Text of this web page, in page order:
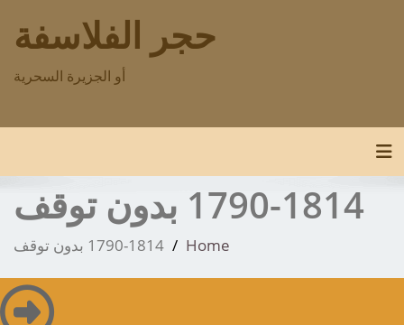
حجر الفلاسفة
أو الجزيرة السحرية
Toggle navigation
1790-1814 بدون توقف
Home 1790-1814 بدون توقف